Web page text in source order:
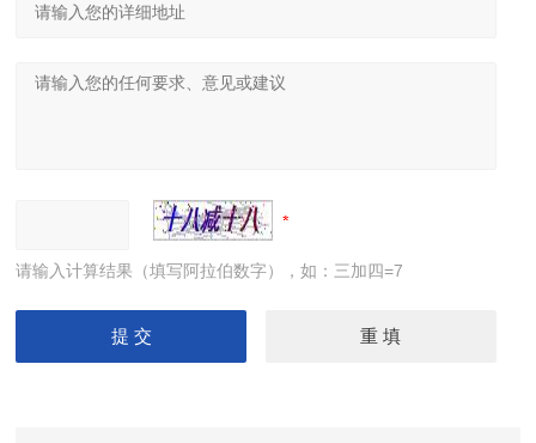
请输入计算结果（填写阿拉伯数字），如：三加四=7